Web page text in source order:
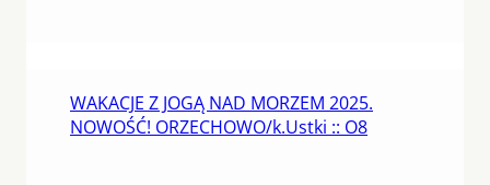
WAKACJE Z JOGĄ NAD MORZEM 2025.
NOWOŚĆ! ORZECHOWO/k.Ustki :: O8